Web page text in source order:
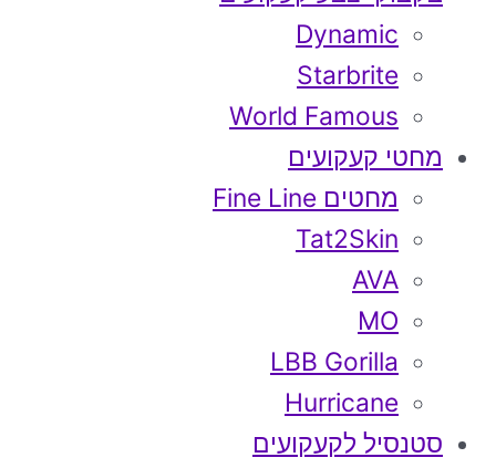
Dynamic
Starbrite
World Famous
מחטי קעקועים
מחטים Fine Line
Tat2Skin
AVA
MO
LBB Gorilla
Hurricane
סטנסיל לקעקועים